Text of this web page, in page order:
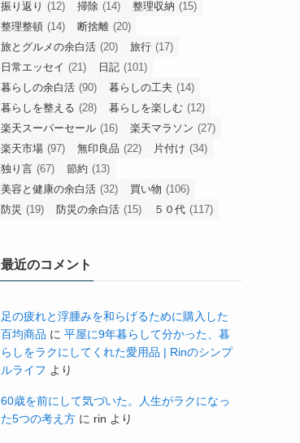
振り返り (12) 掃除 (14) 整理収納 (15)
整理整頓 (14) 断捨離 (20)
旅とグルメの余白活 (20) 旅行 (17)
日常エッセイ (21) 日記 (101)
暮らしの余白活 (90) 暮らしの工夫 (14)
暮らしを整える (28) 暮らしを楽しむ (12)
楽天スーパーセール (16) 楽天マラソン (27)
楽天市場 (97) 無印良品 (22) 片付け (34)
独り言 (67) 節約 (13)
美容と健康の余白活 (32) 買い物 (106)
防災 (19) 防災の余白活 (15) ５０代 (117)
最近のコメント
足の疲れと浮腫みを和らげるために購入した
百均商品 に 平屋に9年暮らして分かった、暮
らしをラクにしてくれた愛用品 | Rinのシンプ
ルライフ より
60歳を前にして気づいた。人生がラクになっ
た5つの考え方 に rin より